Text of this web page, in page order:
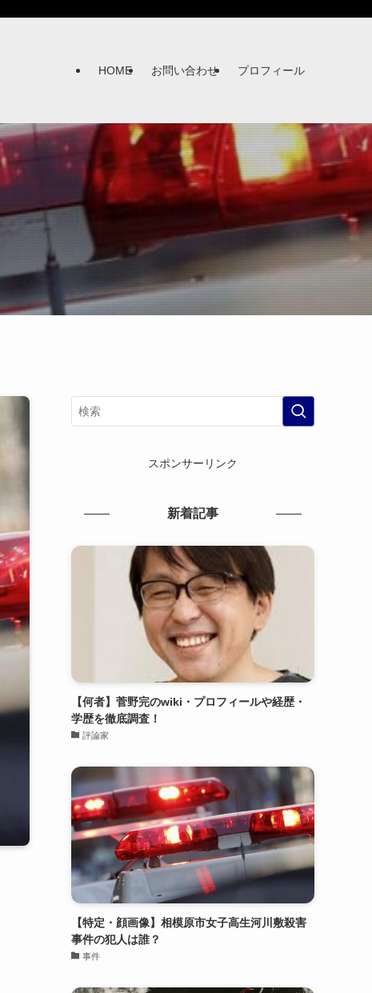
HOME お問い合わせ プロフィール
スポンサーリンク
新着記事
【何者】菅野完のwiki・プロフィールや経歴・
学歴を徹底調査！
評論家
【特定・顔画像】相模原市女子高生河川敷殺害
事件の犯人は誰？
事件